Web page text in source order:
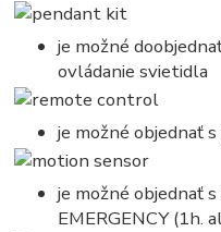
je možné
ovládanie svietidla
je možné objednať
je možné objednať
EMERGENCY (1h.